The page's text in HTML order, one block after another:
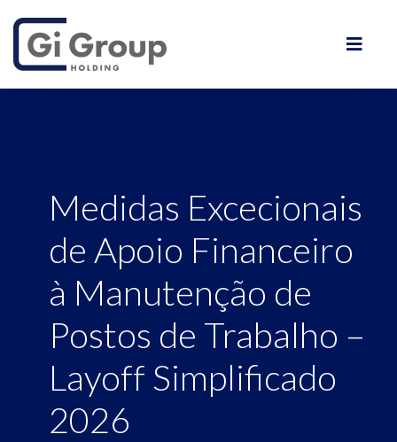
Medidas Excecionais
de Apoio Financeiro
à Manutenção de
Postos de Trabalho –
Layoff Simplificado
2026